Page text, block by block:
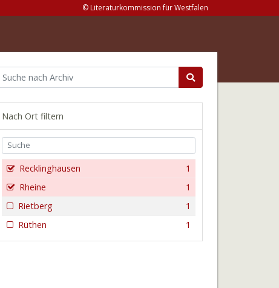
© Literaturkommission für Westfalen
Nach Ort filtern
1
Recklinghausen
1
Rheine
1
Rietberg
1
Rüthen